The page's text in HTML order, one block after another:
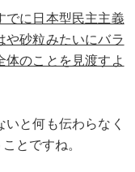
でに日本型民主主義
や砂粒みたいにバラ
体のことを見渡すよ
と何も伝わらなく
とですね。